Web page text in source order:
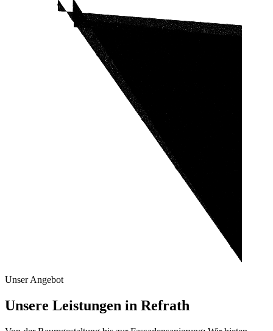
Unser Angebot
Unsere Leistungen in Refrath